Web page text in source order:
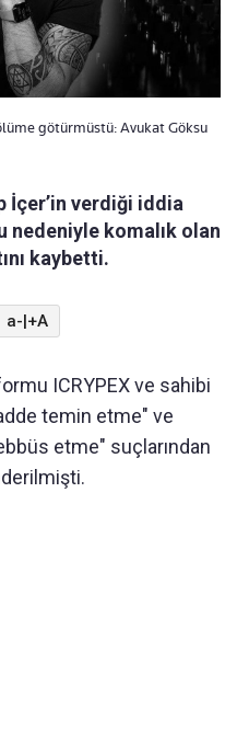
götürmüstü: Avukat Göksu
İçer’in verdiği iddia
nedeniyle komalık olan
kaybetti.
a-|+A
ICRYPEX ve sahibi
temin etme" ve
etme" suçlarından